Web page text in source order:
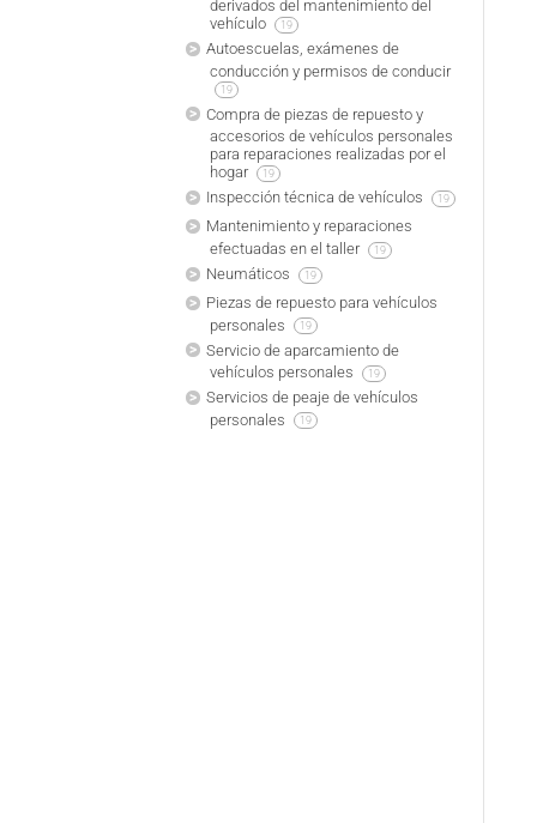
derivados del mantenimiento del
vehículo
19
Autoescuelas, exámenes de
conducción y permisos de conducir
19
Compra de piezas de repuesto y
accesorios de vehículos personales
para reparaciones realizadas por el
hogar
19
Inspección técnica de vehículos 19
Mantenimiento y reparaciones
efectuadas en el taller
19
Neumáticos 19
Piezas de repuesto para vehículos
personales
19
Servicio de aparcamiento de
vehículos personales
19
Servicios de peaje de vehículos
personales
19